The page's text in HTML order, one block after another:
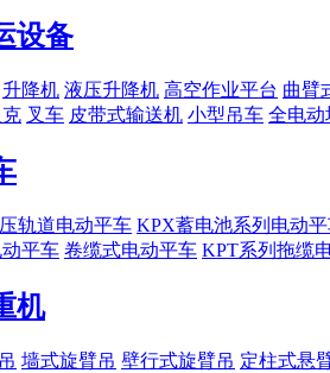
设备
升降机 液压升降机 高空作业平台 曲臂
叉车 皮带式输送机 小型吊车 全电动
轨道电动平车 KPX蓄电池系列电动
平车 卷缆式电动平车 KPT系列拖缆
机
墙式旋臂吊 壁行式旋臂吊 定柱式悬